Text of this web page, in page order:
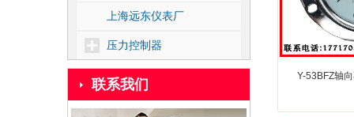
上海远东仪表厂
压力控制器
差压控制器
温度控制器
Y-53BFZ轴
联系我们